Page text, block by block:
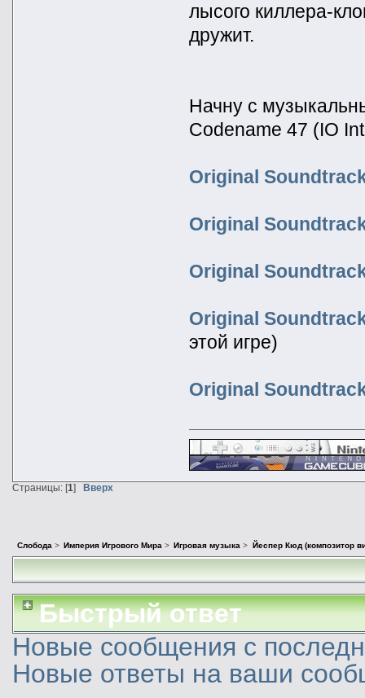
лысого киллера-
дружит.
Начну с
Codename 47 (IO
Original
Original
Original
Original
этой игре)
Original
Страницы: [1] Вверх
Слобода > Империя Игрового Мира > Игровая музыка > Йеспер Кюд (композитор
Быстрый ответ
Новые сообщения с
Новые ответы на ваши